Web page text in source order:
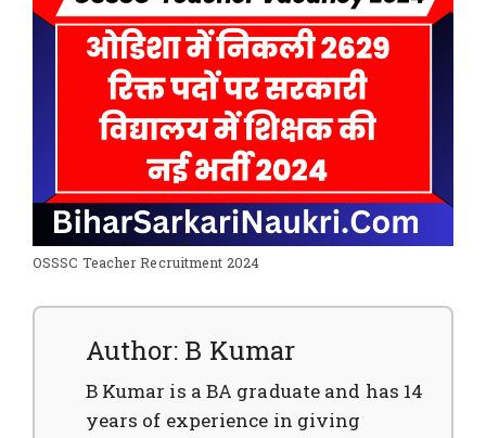
OSSSC Teacher Recruitment 2024
Author: B Kumar
B Kumar is a BA graduate and has 14
years of experience in giving